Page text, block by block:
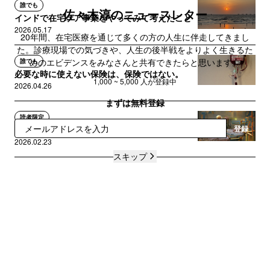
誰でも
インドで在宅ケア事業をやってみて考えたこと
2026.05.17
誰でも
必要な時に使えない保険は、保険ではない。
2026.04.26
読者限定
「高齢者」という主語を使うな
2026.02.23
佐々木淳のニュースレター
20年間、在宅医療を通じて多くの方の人生に伴走してきまし
た。診療現場での気づきや、人生の後半戦をよりよく生きるた
めのエビデンスをみなさんと共有できたらと思います。
1,000 ~ 5,000 人が登録中
まずは無料登録
登録
スキップ